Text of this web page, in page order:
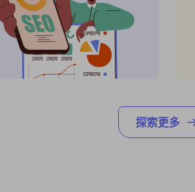
探索更多